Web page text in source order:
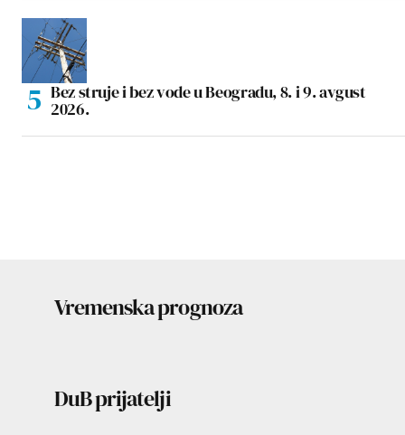
Bez struje i bez vode u Beogradu, 8. i 9. avgust
2026.
Vremenska prognoza
DuB prijatelji